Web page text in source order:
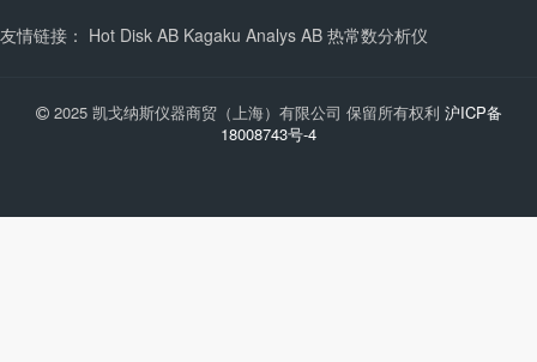
友情链接： Hot Disk AB Kagaku Analys AB 热常数分析仪
2025 凯戈纳斯仪器商贸（上海）有限公司 保留所有权利 沪ICP备
18008743号-4